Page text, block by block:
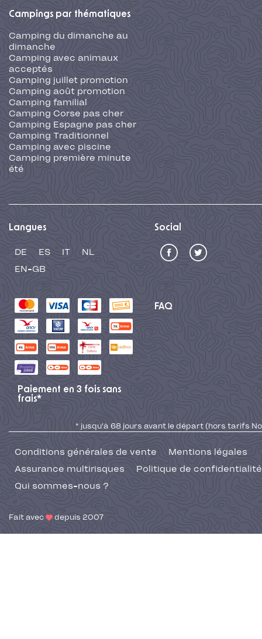
Campings par thématiques
Camping du dimanche au
dimanche
Camping avec animaux
acceptés
Camping juillet promotion
Camping août promotion
Camping familial
Camping Corse pas cher
Camping Espagne pas cher
Camping Traditionnel
Camping avec piscine
Camping première minute
été
Langues
DE ES IT
NL
EN-GB
Social
FAQ
Paiement en 3 fois sans
frais*
* jusqu'à 68 jours avant le départ (hors tarifs No
Conditions générales de vente
Mentions légales
Assurance multirisques
Politique de confidentialité
Qui sommes-nous ?
Fait avec depuis 2007